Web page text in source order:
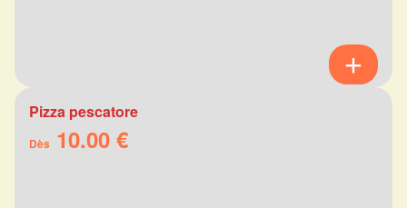
Pizza pescatore
Dès 10.00 €